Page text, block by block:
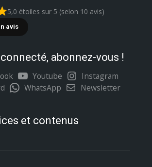
5,0 étoiles sur 5 (selon 10 avis)
avis
abonnez-vous !
Youtube
Instagram
WhatsApp Newsletter
et contenus